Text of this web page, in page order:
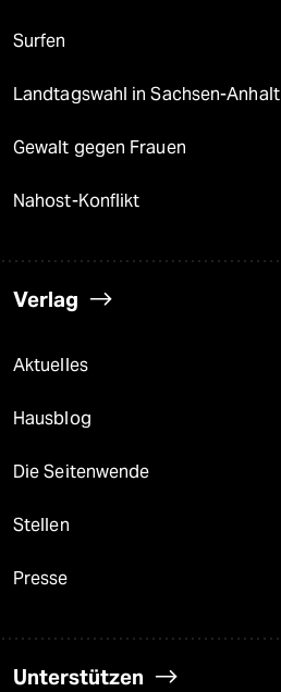
Surfen
Landtagswahl in Sachsen-Anhalt
Gewalt gegen Frauen
Nahost-Konflikt
Verlag
Aktuelles
Hausblog
Die Seitenwende
Stellen
Presse
Unterstützen